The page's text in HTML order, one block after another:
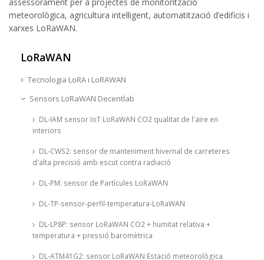
LoRaWAN
Tecnologia LoRA i LoRAWAN
Sensors LoRaWAN Decentlab
DL-IAM sensor IoT LoRaWAN CO2 qualitat de l'aire en
interiors
DL-CWS2: sensor de manteniment hivernal de carreteres
d'alta precisió amb escut contra radiació
DL-PM: sensor de Partícules LoRaWAN
DL-TP-sensor-perfil-temperatura-LoRaWAN
DL-LP8P: sensor LoRaWAN CO2 + humitat relativa +
temperatura + pressió baromètrica
DL-ATM41G2: sensor LoRaWAN Estació meteorològica
assessorament per a projectes de monitorització
meteorològica, agricultura intel·ligent, automatització d’edificis i
xarxes LoRaWAN.